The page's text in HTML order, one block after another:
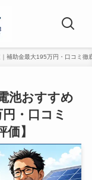
補助金最大195万円・口コミ徹
池おすすめ
・口コミ
】